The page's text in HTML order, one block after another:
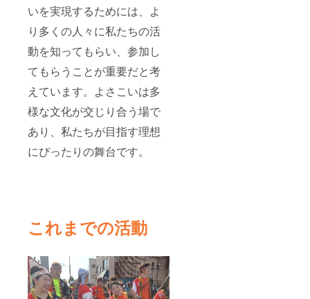
いを実現するためには、よ
り多くの人々に私たちの活
動を知ってもらい、参加し
てもらうことが重要だと考
えています。よさこいは多
様な文化が交じり合う場で
あり、私たちが目指す理想
にぴったりの舞台です。
これまでの活動